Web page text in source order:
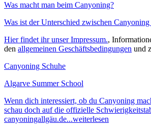
Was macht man beim Canyoning?
Was ist der Unterschied zwischen
Hier findet ihr unser Impressum.,
den allgemeinen Geschäftsbedingungen und
Canyoning Schuhe
Algarve Summer School
Wenn dich interessiert, ob du Canyoning
schau doch auf die offizielle
canyoningallgäu.de...weiterlesen